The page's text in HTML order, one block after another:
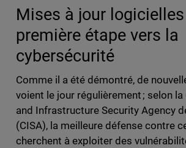
Mises à jour logicielles
première étape vers la
cybersécurité
Comme il a été démontré, de
voient le jour régulièrement ; selon
and Infrastructure Security Agency
(CISA), la meilleure défense contre
cherchent à exploiter des